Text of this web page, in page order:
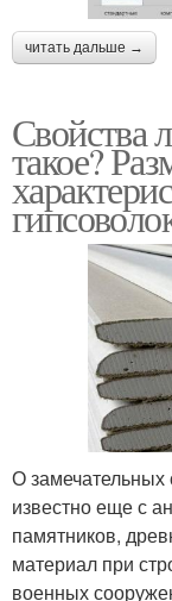
читать дальше →
Свойства
такое?
О замечательных
известно еще с
памятников,
материал при
военных